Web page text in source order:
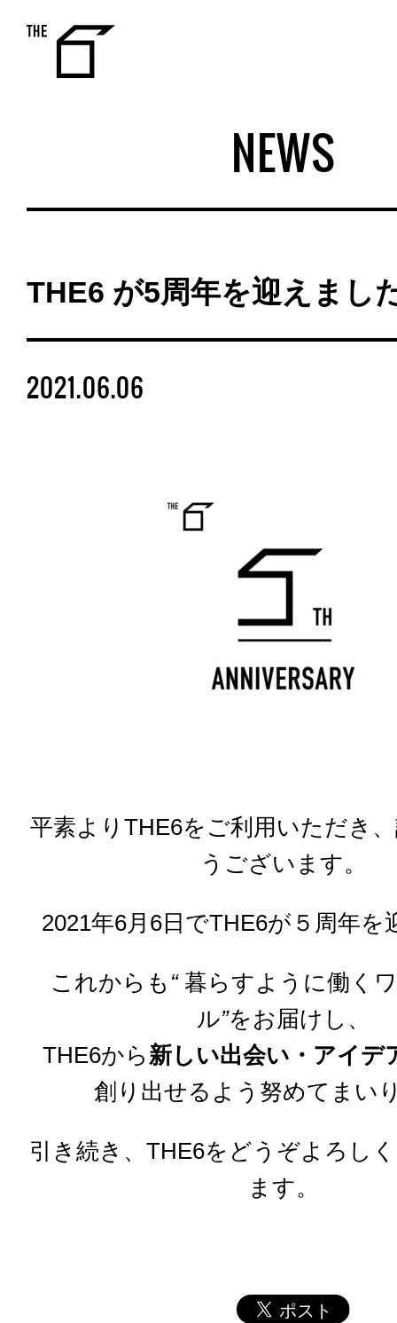
NEWS
THE6 が5周年を迎えまし
2021.06.06
平素よりTHE6をご利用いただき
うございます。
2021年6月6日でTHE6が５周年を
これからも “ 暮らすように働く
ル”をお届けし、
THE6から 新しい出会い・アイデ
創り出せるよう努めてまい
引き続き、THE6をどうぞよろし
ます。